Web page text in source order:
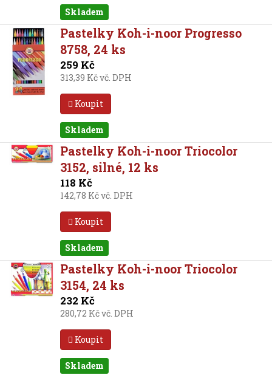
Skladem
Pastelky Koh-i-noor Progresso
8758, 24 ks
259 Kč
313,39 Kč vč. DPH
Koupit
Skladem
Pastelky Koh-i-noor Triocolor
3152, silné, 12 ks
118 Kč
142,78 Kč vč. DPH
Koupit
Skladem
Pastelky Koh-i-noor Triocolor
3154, 24 ks
232 Kč
280,72 Kč vč. DPH
Koupit
Skladem